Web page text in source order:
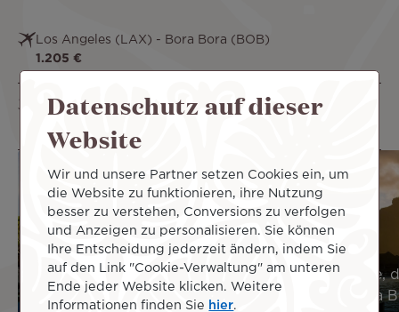
Los Angeles (LAX) - Bora Bora (BOB)
1.205 €
Paris (CDG) - Bora Bora (BOB)
Das Beste, was man in Bora Bora tun
kann
Die Orte,
auf Bora
Datenschutz auf dieser
Website
Wir und unsere Partner setzen Cookies ein, um
die Website zu funktionieren, ihre Nutzung
besser zu verstehen, Conversions zu verfolgen
und Anzeigen zu personalisieren. Sie können
Ihre Entscheidung jederzeit ändern, indem Sie
auf den Link "Cookie-Verwaltung" am unteren
Ende jeder Website klicken. Weitere
Informationen finden Sie hier.